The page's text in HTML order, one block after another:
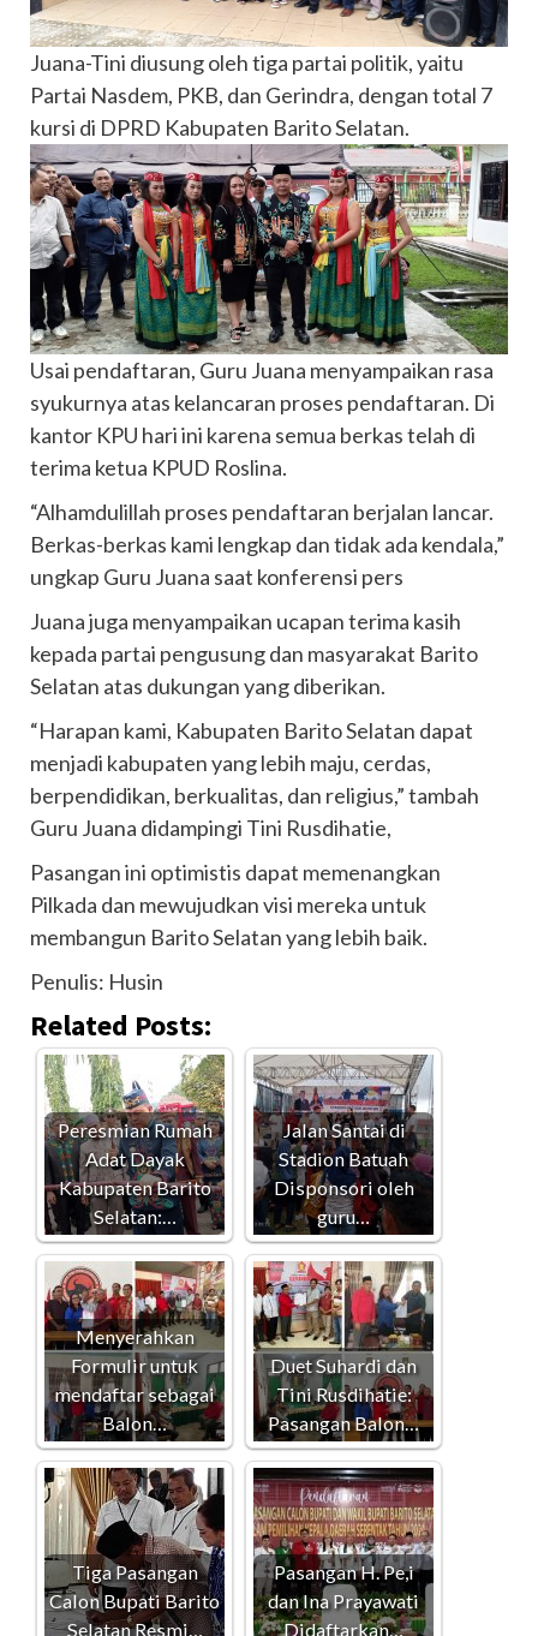
Juana-Tini diusung oleh tiga partai politik, yaitu
Partai Nasdem, PKB, dan Gerindra, dengan total 7
kursi di DPRD Kabupaten Barito Selatan.
Usai pendaftaran, Guru Juana menyampaikan rasa
syukurnya atas kelancaran proses pendaftaran. Di
kantor KPU hari ini karena semua berkas telah di
terima ketua KPUD Roslina.
“Alhamdulillah proses pendaftaran berjalan lancar.
Berkas-berkas kami lengkap dan tidak ada kendala,”
ungkap Guru Juana saat konferensi pers
Juana juga menyampaikan ucapan terima kasih
kepada partai pengusung dan masyarakat Barito
Selatan atas dukungan yang diberikan.
“Harapan kami, Kabupaten Barito Selatan dapat
menjadi kabupaten yang lebih maju, cerdas,
berpendidikan, berkualitas, dan religius,” tambah
Guru Juana didampingi Tini Rusdihatie,
Pasangan ini optimistis dapat memenangkan
Pilkada dan mewujudkan visi mereka untuk
membangun Barito Selatan yang lebih baik.
Penulis: Husin
Related Posts:
Peresmian Rumah
Adat Dayak
Kabupaten Barito
Selatan:…
Jalan Santai di
Stadion Batuah
Disponsori oleh
guru…
Menyerahkan
Formulir untuk
mendaftar sebagai
Balon…
Duet Suhardi dan
Tini Rusdihatie:
Pasangan Balon…
Tiga Pasangan
Calon Bupati Barito
Selatan Resmi…
Pasangan H. Pe,i
dan Ina Prayawati
Didaftarkan…